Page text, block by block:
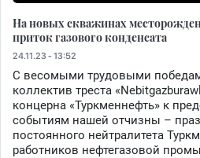
На новых скважинах
приток газового конденсата
24.11.23 - 13:52
С весомыми трудовыми
коллектив треста
концерна «Туркменнефть» к
событиям нашей отчизны –
постоянного нейтралитета
работников нефтегазовой